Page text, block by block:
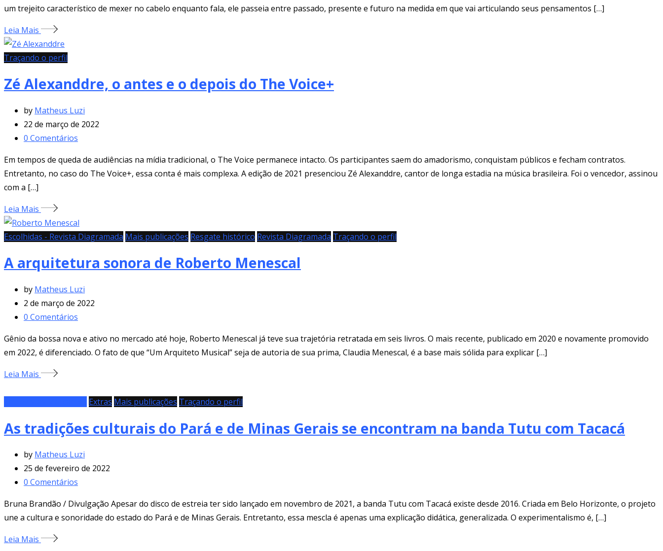
um trejeito característico de mexer no cabelo enquanto fala, ele passeia entre passado, presente e futuro na medida em que vai articulando seus pensamentos […]
Leia Mais
Traçando o perfil
Zé Alexanddre, o antes e o depois do The Voice+
by Matheus Luzi
22 de março de 2022
0 Comentários
Em tempos de queda de audiências na mídia tradicional, o The Voice permanece intacto. Os participantes saem do amadorismo, conquistam públicos e fecham contratos.
Entretanto, no caso do The Voice+, essa conta é mais complexa. A edição de 2021 presenciou Zé Alexanddre, cantor de longa estadia na música brasileira. Foi o vencedor, assinou
com a […]
Leia Mais
Escolhidas - Revista Diagramada Mais publicações Resgate histórico Revista Diagramada Traçando o perfil
A arquitetura sonora de Roberto Menescal
by Matheus Luzi
2 de março de 2022
0 Comentários
Gênio da bossa nova e ativo no mercado até hoje, Roberto Menescal já teve sua trajetória retratada em seis livros. O mais recente, publicado em 2020 e novamente promovido
em 2022, é diferenciado. O fato de que “Um Arquiteto Musical” seja de autoria de sua prima, Claudia Menescal, é a base mais sólida para explicar […]
Leia Mais
Extras Mais publicações Traçando o perfil
As tradições culturais do Pará e de Minas Gerais se encontram na banda Tutu com Tacacá
by Matheus Luzi
25 de fevereiro de 2022
0 Comentários
Bruna Brandão / Divulgação Apesar do disco de estreia ter sido lançado em novembro de 2021, a banda Tutu com Tacacá existe desde 2016. Criada em Belo Horizonte, o projeto
une a cultura e sonoridade do estado do Pará e de Minas Gerais. Entretanto, essa mescla é apenas uma explicação didática, generalizada. O experimentalismo é, […]
Leia Mais